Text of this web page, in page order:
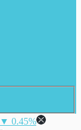
▼ 0.45%